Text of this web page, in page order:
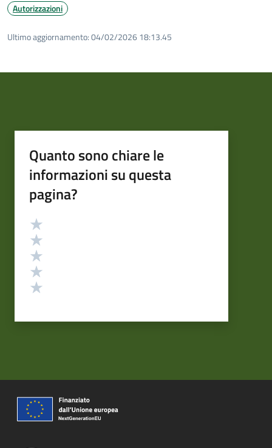
Autorizzazioni
Ultimo aggiornamento:04/02/2026 18:13.45
Quanto sono chiare le
informazioni su questa
pagina?
Valutazione